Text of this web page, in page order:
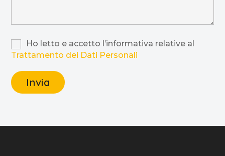
Ho letto e accetto l’informativa relative al
Trattamento dei Dati Personali